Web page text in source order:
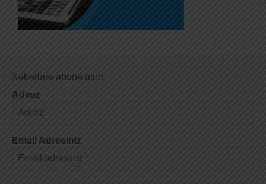
Xəbərlərə abunə olun
Adınız
Email Adresiniz